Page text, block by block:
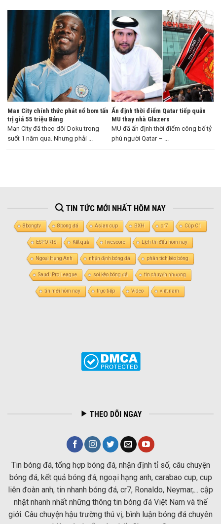
Man City chính thức phát nổ bom tấn
trị giá 55 triệu Bảng
Man City đã theo dõi Doku trong
suốt 1 năm qua. Nhưng phải ...
Ấn định thời điểm Qatar tiếp quản
MU thay nhà Glazers
MU đã ấn định thời điểm công bố tỷ
phú người Qatar – ...
TIN TỨC MỚI NHẤT HÔM NAY
8bongtv 8bong đá Asian cup BXH cr7 Cúp C1
ESPORTS Kết quả livescore Lịch thi đấu hôm nay
Ngoại Hạng Anh nhận định bóng đá phân tích kèo bóng
Saudi Pro League soi kèo bóng đá tin chuyển nhượng
tin mới hôm nay trực tiếp Video việt nam
THEO DÕI NGAY
Tin bóng đá, tổng hợp bóng đá, nhận định tỉ số, câu chuyện
bóng đá, kết quả bóng đá, ngoại hạng anh, carabao cup, cup
liên đoàn anh, tin nhanh bóng đá, cr7, Ronaldo, Neymar,... cập
nhật nhanh nhất những thông tin bóng đá Việt Nam và thế
giới. Câu chuyện hậu trường thú vị, bình luận bóng đá chuyên